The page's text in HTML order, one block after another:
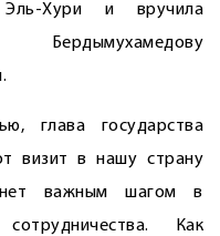
Хури и вручила
глава государства
визит в нашу страну
важным шагом в
Как